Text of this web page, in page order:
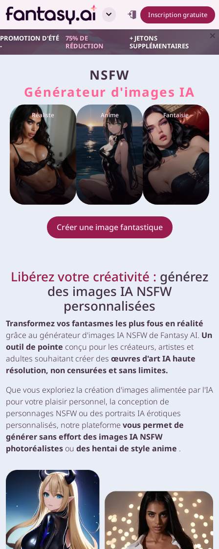
Inscription gratuite
PROMOTION D'ÉTÉ
-
75% DE
RÉDUCTION
+ JETONS
SUPPLÉMENTAIRES
NSFW
Générateur d'images IA
Réaliste Anime Fantaisie
Créer une image fantastique
Libérez votre créativité : générez
des images IA NSFW
personnalisées
Transformez vos fantasmes les plus fous en réalité
grâce au générateur d'images IA NSFW de Fantasy AI. Un
outil de pointe conçu pour les créateurs, artistes et
adultes souhaitant créer des œuvres d'art IA haute
résolution, non censurées et sans limites.
Que vous exploriez la création d'images alimentée par l'IA
pour votre plaisir personnel, la conception de
personnages NSFW ou des portraits IA érotiques
personnalisés, notre plateforme vous permet de
générer sans effort des images IA NSFW
photoréalistes ou des hentai de style anime .